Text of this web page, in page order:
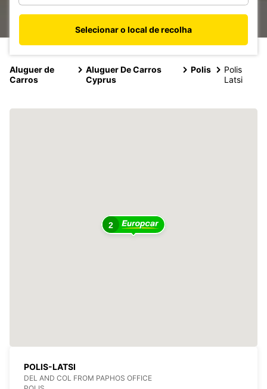
Selecionar o local de recolha
Aluguer de
Carros
Aluguer De Carros
Cyprus
Polis
Polis
Latsi
2
POLIS-LATSI
DEL AND COL FROM PAPHOS OFFICE